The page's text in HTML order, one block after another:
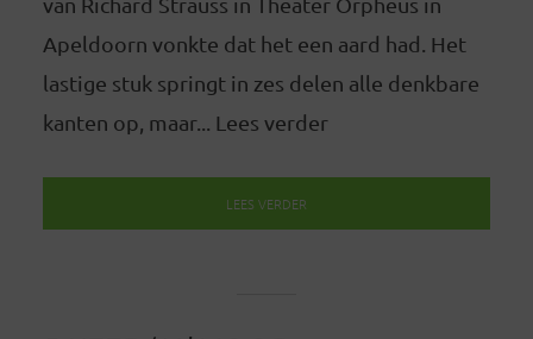
Apeldoorn vonkte dat het een aard had. Het
lastige stuk springt in zes delen alle denkbare
kanten op, maar... Lees verder
LEES VERDER